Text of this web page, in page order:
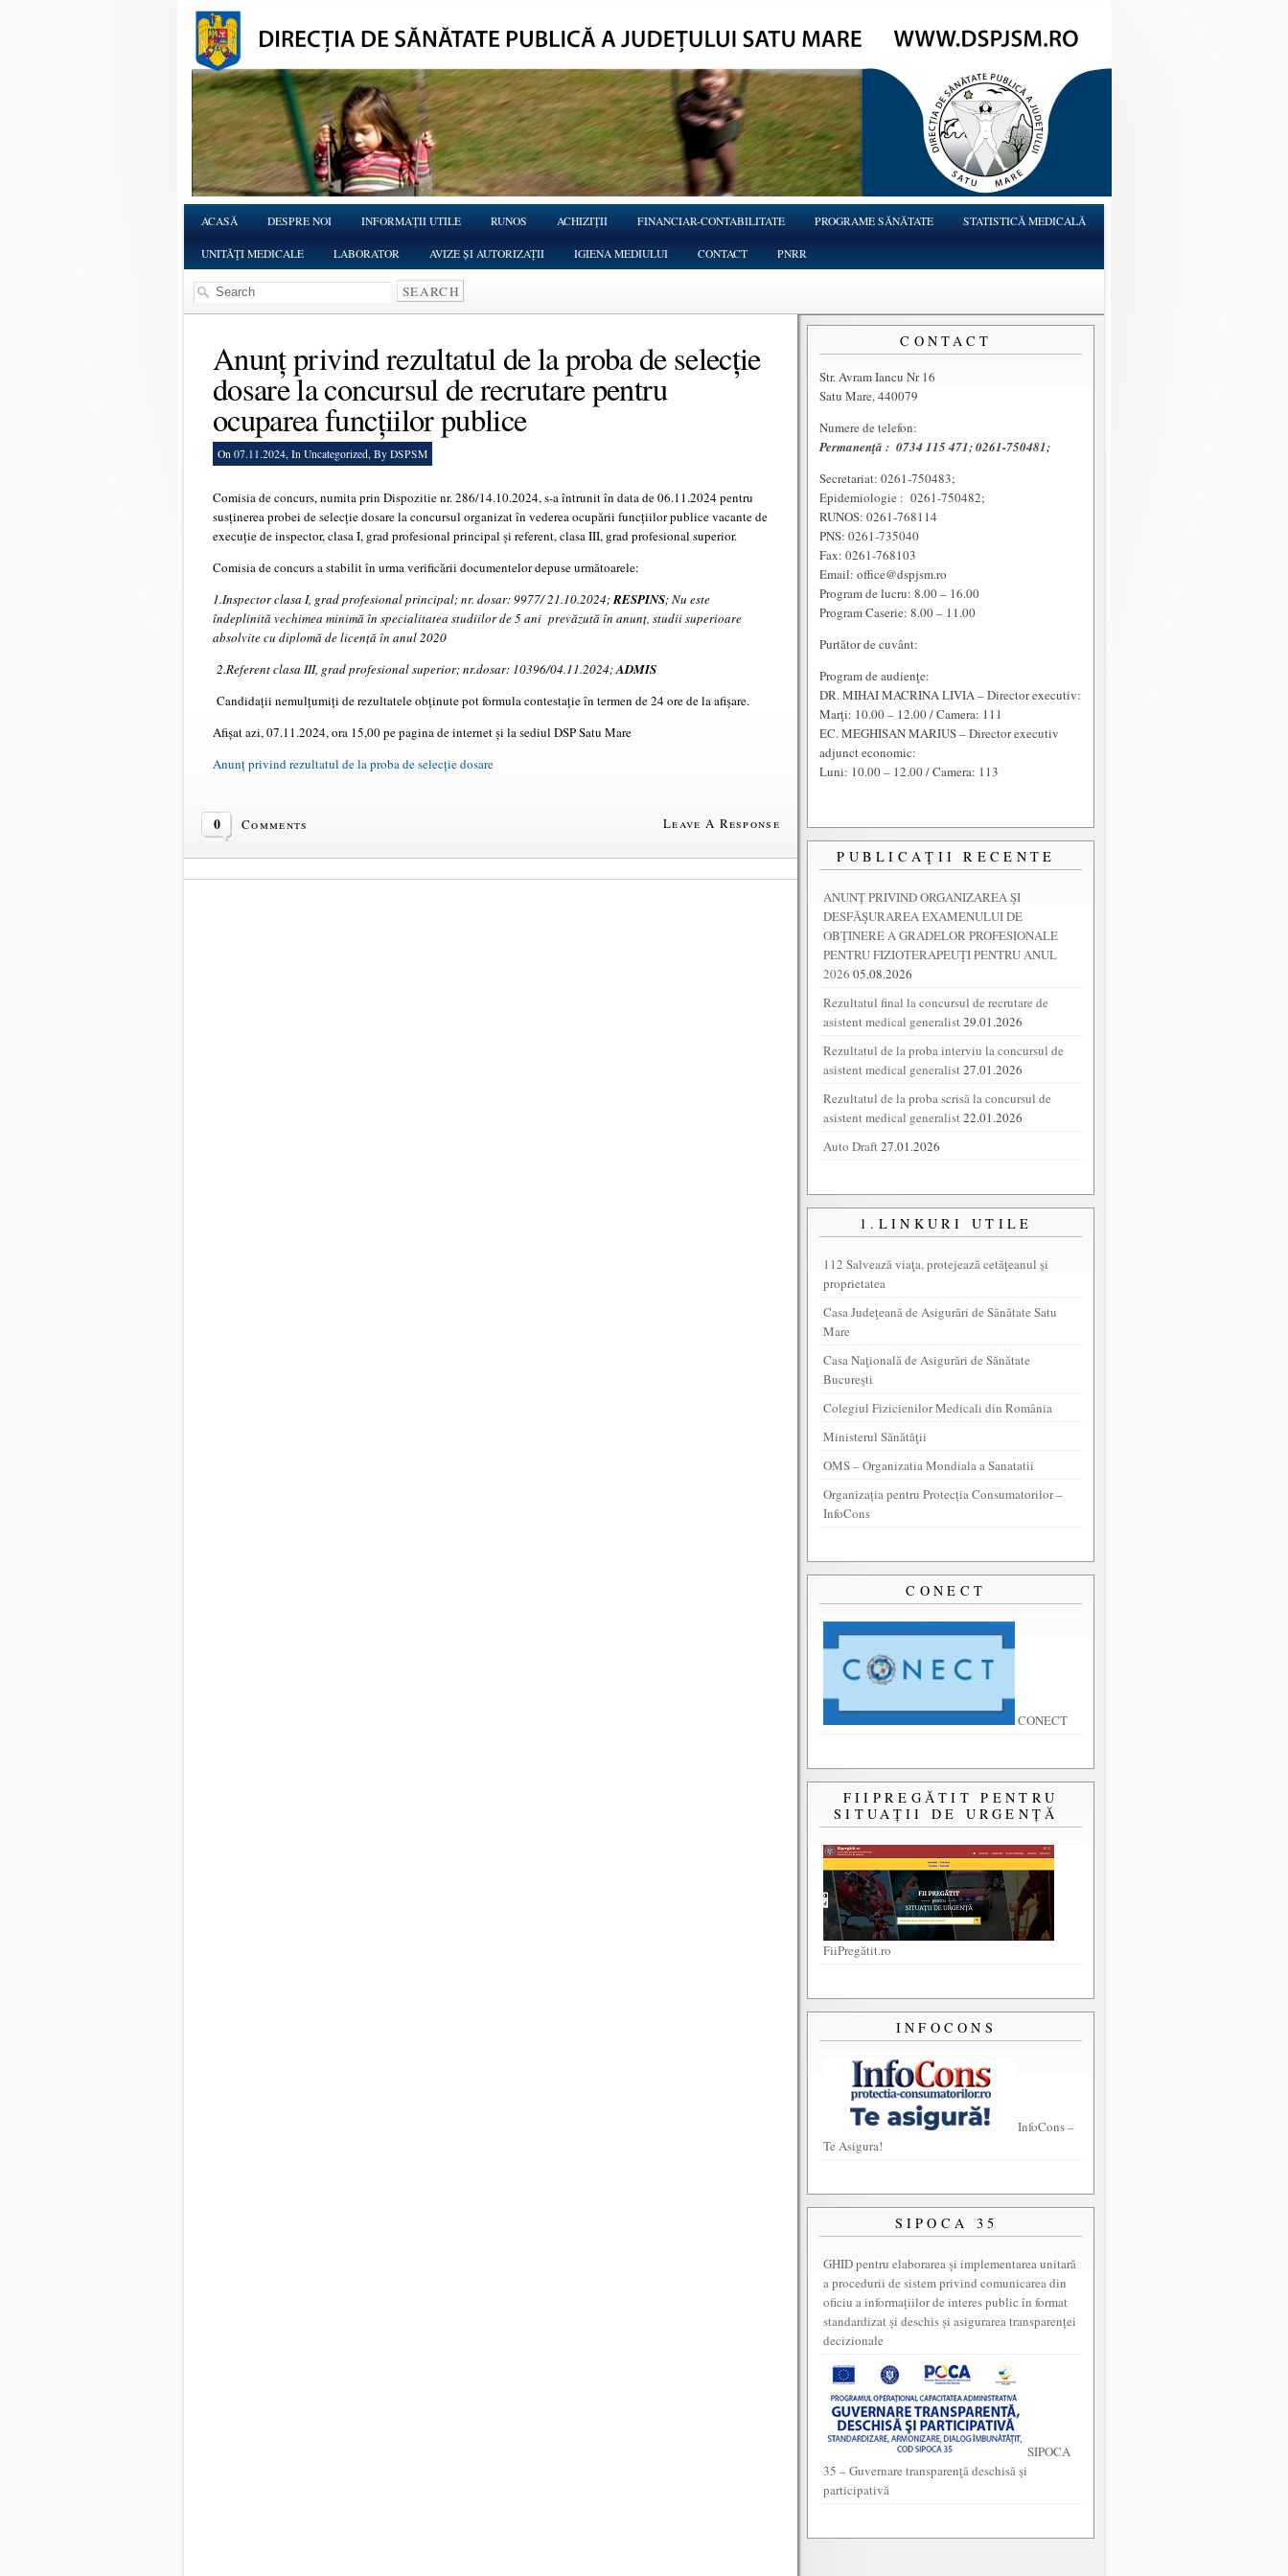
ACASĂ DESPRE NOI INFORMAŢII UTILE RUNOS ACHIZIŢII FINANCIAR-CONTABILITATE PROGRAME SĂNĂTATE STATISTICĂ MEDICALĂ
UNITĂŢI MEDICALE LABORATOR AVIZE ȘI AUTORIZAȚII IGIENA MEDIULUI CONTACT PNRR
Anunț privind rezultatul de la proba de selecție
dosare la concursul de recrutare pentru
ocuparea funcțiilor publice
On 07.11.2024, In Uncategorized, By DSPSM
Comisia de concurs, numita prin Dispozitie nr. 286/14.10.2024, s-a întrunit în data de 06.11.2024 pentru
susținerea probei de selecție dosare la concursul organizat în vederea ocupării funcțiilor publice vacante de
execuție de inspector, clasa I, grad profesional principal și referent, clasa III, grad profesional superior.
Comisia de concurs a stabilit în urma verificării documentelor depuse următoarele:
1.Inspector clasa I, grad profesional principal; nr. dosar: 9977/ 21.10.2024;RESPINS; Nu este
îndeplinită vechimea minimă în specialitatea studiilor de 5 ani prevăzută în anunț, studii superioare
absolvite cu diplomă de licență în anul 2020
2.Referent clasa III, grad profesional superior; nr.dosar: 10396/04.11.2024;ADMIS
Candidații nemulțumiți de rezultatele obținute pot formula contestație în termen de 24 ore de la afișare.
Afișat azi, 07.11.2024, ora 15,00 pe pagina de internet și la sediul DSP Satu Mare
Anunț privind rezultatul de la proba de selecție dosare
0 Comments Leave A Response
CONTACT
Str. Avram Iancu Nr 16
Satu Mare, 440079
Numere de telefon:
Permanenţă : 0734 115 471; 0261-750481;
Secretariat: 0261-750483;
Epidemiologie : 0261-750482;
RUNOS: 0261-768114
PNS: 0261-735040
Fax: 0261-768103
Email: office@dspjsm.ro
Program de lucru: 8.00 – 16.00
Program Caserie: 8.00 – 11.00
Purtător de cuvânt:
Program de audienţe:
DR. MIHAI MACRINA LIVIA – Director executiv:
Marţi: 10.00 – 12.00 / Camera: 111
EC. MEGHISAN MARIUS – Director executiv
adjunct economic:
Luni: 10.00 – 12.00 / Camera: 113
PUBLICAŢII RECENTE
ANUNȚ PRIVIND ORGANIZAREA ŞI
DESFĂŞURAREA EXAMENULUI DE
OBŢINERE A GRADELOR PROFESIONALE
PENTRU FIZIOTERAPEUŢI PENTRU ANUL
2026 05.08.2026
Rezultatul final la concursul de recrutare de
asistent medical generalist29.01.2026
Rezultatul de la proba interviu la concursul de
asistent medical generalist27.01.2026
Rezultatul de la proba scrisă la concursul de
asistent medical generalist22.01.2026
Auto Draft27.01.2026
1.LINKURI UTILE
112 Salvează viaţa, protejează cetăţeanul şi
proprietatea
Casa Judeţeană de Asigurări de Sănătate Satu
Mare
Casa Naţională de Asigurări de Sănătate
Bucureşti
Colegiul Fizicienilor Medicali din România
Ministerul Sănătăţii
OMS – Organizatia Mondiala a Sanatatii
Organizația pentru Protecția Consumatorilor –
InfoCons
CONECT
CONECT
FIIPREGĂTIT PENTRU
SITUAȚII DE URGENȚĂ
FiiPregătit.ro
INFOCONS
InfoCons –
Te Asigura!
SIPOCA 35
GHID pentru elaborarea și implementarea unitară
a procedurii de sistem privind comunicarea din
oficiu a informațiilor de interes public în format
standardizat și deschis și asigurarea transparenței
decizionale
SIPOCA
35 – Guvernare transparenţă deschisă şi
participativă